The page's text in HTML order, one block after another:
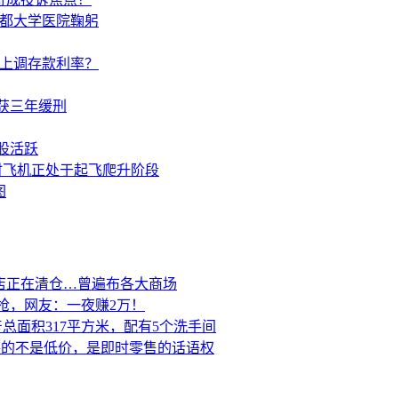
大学医院鞠躬
调存款利率？
三年缓刑
活跃
机正处于起飞爬升阶段
正在清仓…曾遍布各大商场
网友：一夜赚2万！
面积317平方米，配有5个洗手间
不是低价，是即时零售的话语权